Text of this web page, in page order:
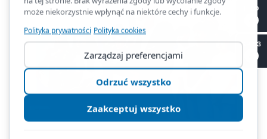
II LO
SP 53